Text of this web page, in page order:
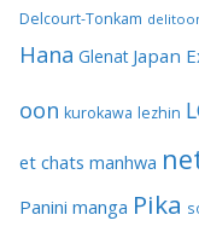
Delcourt-Tonkam
Hana Glenat Japan
oon kurokawa lezhin
et chats manhwa
Panini manga Pika